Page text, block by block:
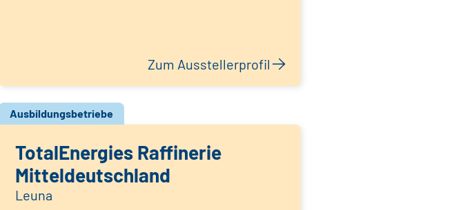
Zum Ausstellerprofil
Ausbildungsbetriebe
TotalEnergies Raffinerie
Mitteldeutschland
Leuna